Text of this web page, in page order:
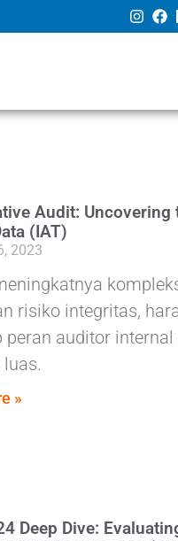
Audit: Uncovering
(IAT)
2023
risiko integritas,
peran auditor internal
»
Deep Dive: